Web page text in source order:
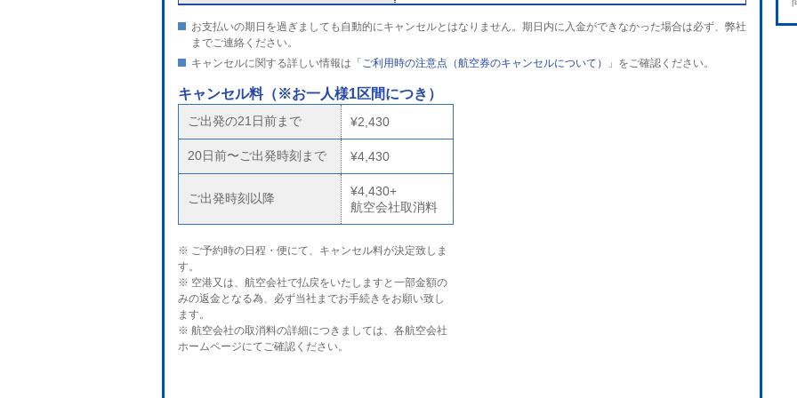
お支払いの期日を過ぎましても自動的にキャンセルとはなりません。期日内に入金ができなかった場合は必ず、弊社
までご連絡ください。
キャンセルに関する詳しい情報は「 ご利用時の注意点（航空券のキャンセルについて） 」をご確認ください。
キャンセル料（※お一人様1区間につき）
ご出発の21日前まで ¥2,430
20日前〜ご出発時刻まで ¥4,430
ご出発時刻以降
¥4,430+
航空会社取消料
※ ご予約時の日程・便にて、キャンセル料が決定致しま
す。
※ 空港又は、航空会社で払戻をいたしますと一部金額の
みの返金となる為、必ず当社までお手続きをお願い致し
ます。
※ 航空会社の取消料の詳細につきましては、各航空会社
ホームページにてご確認ください。